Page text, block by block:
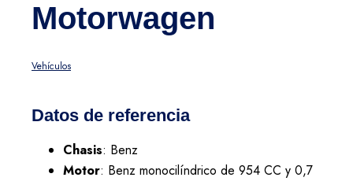
Motorwagen
Vehículos
Datos de referencia
Chasis: Benz
Motor: Benz monocilíndrico de 954 CC y 0,7